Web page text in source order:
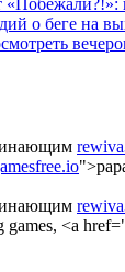
«Побежали?!»:
о беге на
games, <a